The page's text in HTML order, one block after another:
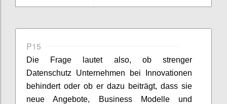
P15
Die Frage lautet also, ob strenger
Datenschutz Unternehmen bei Innovationen
behindert oder ob er dazu beiträgt, dass sie
neue Angebote, Business Modelle und